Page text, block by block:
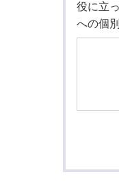
役に立
への個